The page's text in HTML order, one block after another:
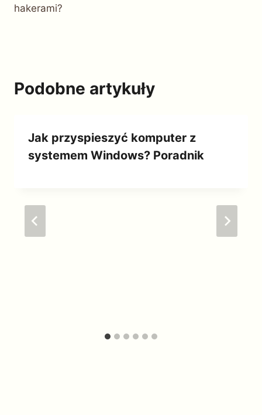
hakerami?
Podobne artykuły
Jak przyspieszyć komputer z
systemem Windows? Poradnik